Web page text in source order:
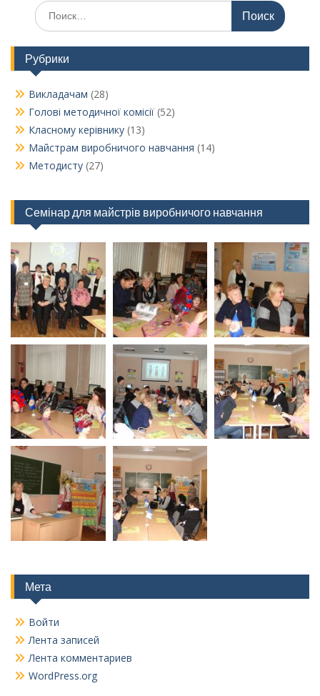
Поиск
по:
Рубрики
Викладачам (28)
Голові методичної комісії (52)
Класному керівнику (13)
Майстрам виробничого навчання (14)
Методисту (27)
Семінар для майстрів виробничого навчання
Мета
Войти
Лента записей
Лента комментариев
WordPress.org